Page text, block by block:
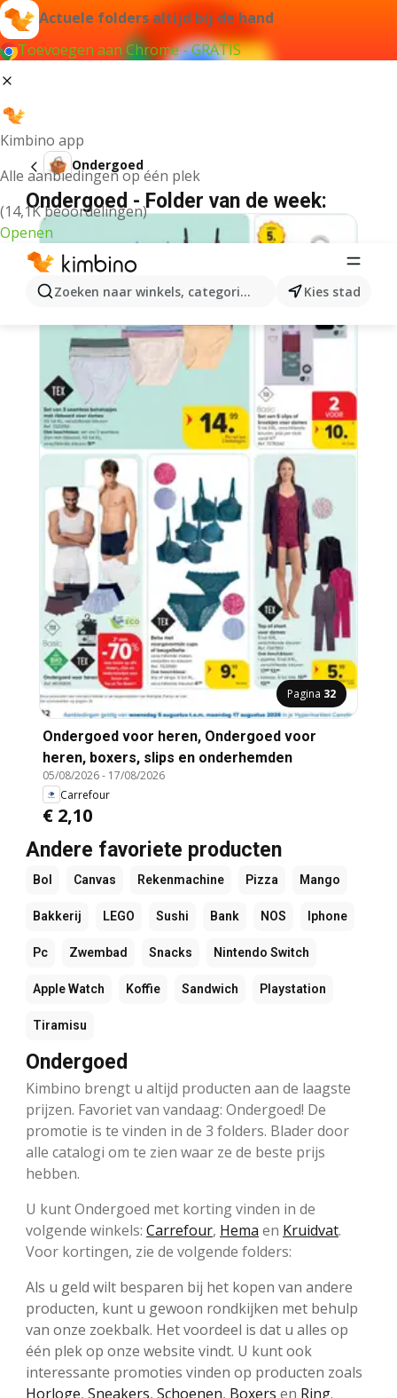
Actuele folders altijd bij de hand
Toevoegen aan Chrome - GRATIS
Kimbino app
Alle aanbiedingen op één plek
(14,1K beoordelingen)
Openen
Zoeken naar winkels, categorieën, producten...
Kies stad
Ondergoed
Ondergoed - Folder van de week:
Pagina 32
Ondergoed voor heren, Ondergoed voor
heren, boxers, slips en onderhemden
05/08/2026- 17/08/2026
Carrefour
€ 2,10
Andere favoriete producten
Bol Canvas Rekenmachine Pizza Mango
Bakkerij LEGO Sushi Bank NOS Iphone
Pc Zwembad Snacks Nintendo Switch
Apple Watch Koffie Sandwich Playstation
Tiramisu
Ondergoed
Kimbino brengt u altijd producten aan de laagste
prijzen. Favoriet van vandaag: Ondergoed! De
promotie is te vinden in de 3 folders. Blader door
alle catalogi om te zien waar ze de beste prijs
hebben.
U kunt Ondergoed met korting vinden in de
volgende winkels: Carrefour, Hema en Kruidvat.
Voor kortingen, zie de volgende folders:
Als u geld wilt besparen bij het kopen van andere
producten, kunt u gewoon rondkijken met behulp
van onze zoekbalk. Het voordeel is dat u alles op
één plek op onze website vindt. U kunt ook
interessante promoties vinden op producten zoals
Horloge, Sneakers, Schoenen, Boxers en Ring.